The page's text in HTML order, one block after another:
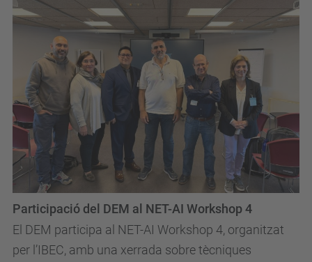
El DEM participa al NET-AI Workshop 4, organitzat
per l’IBEC, amb una xerrada sobre tècniques
Participació del DEM al NET-AI Workshop 4